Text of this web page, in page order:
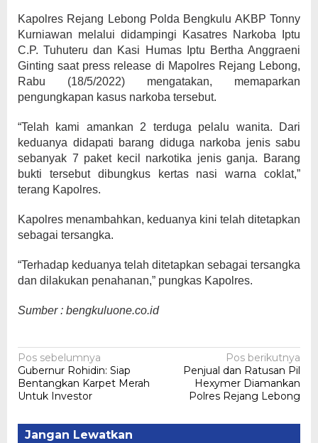
Kapolres Rejang Lebong Polda Bengkulu AKBP Tonny
Kurniawan melalui didampingi Kasatres Narkoba Iptu
C.P. Tuhuteru dan Kasi Humas Iptu Bertha Anggraeni
Ginting saat press release di Mapolres Rejang Lebong,
Rabu (18/5/2022) mengatakan, memaparkan
pengungkapan kasus narkoba tersebut.
“Telah kami amankan 2 terduga pelalu wanita. Dari
keduanya didapati barang diduga narkoba jenis sabu
sebanyak 7 paket kecil narkotika jenis ganja. Barang
bukti tersebut dibungkus kertas nasi warna coklat,”
terang Kapolres.
Kapolres menambahkan, keduanya kini telah ditetapkan
sebagai tersangka.
“Terhadap keduanya telah ditetapkan sebagai tersangka
dan dilakukan penahanan,” pungkas Kapolres.
Sumber : bengkuluone.co.id
Navigasi
pos
Pos sebelumnya
Gubernur Rohidin: Siap
Bentangkan Karpet Merah
Untuk Investor
Pos berikutnya
Penjual dan Ratusan Pil
Hexymer Diamankan
Polres Rejang Lebong
Jangan Lewatkan